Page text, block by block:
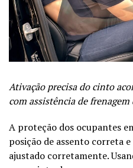
Ativação precisa do cinto
com assistência de frenagem
A proteção dos ocupantes
posição de assento correta
ajustado corretamente.